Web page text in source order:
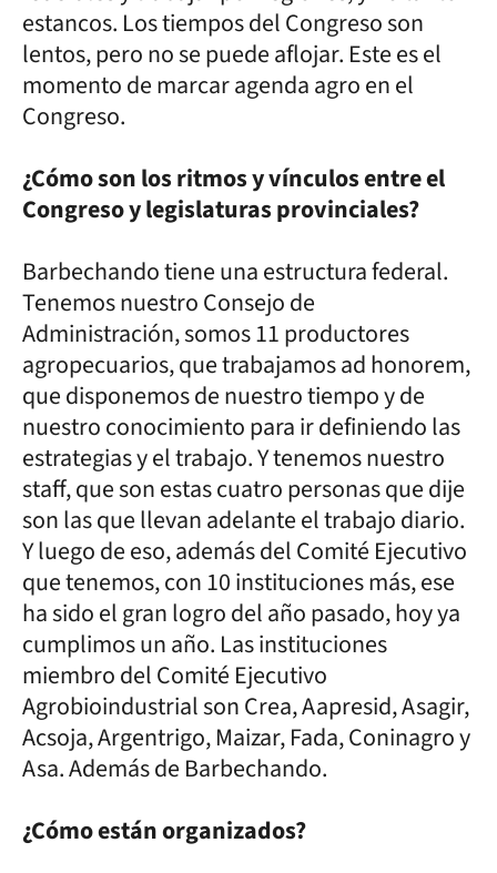
estancos. Los tiempos del Congreso son
lentos, pero no se puede aflojar. Este es el
momento de marcar agenda agro en el
Congreso.
¿Cómo son los ritmos y vínculos entre el
Congreso y legislaturas provinciales?
Barbechando tiene una estructura federal.
Tenemos nuestro Consejo de
Administración, somos 11 productores
agropecuarios, que trabajamos ad honorem,
que disponemos de nuestro tiempo y de
nuestro conocimiento para ir definiendo las
estrategias y el trabajo. Y tenemos nuestro
staff, que son estas cuatro personas que dije
son las que llevan adelante el trabajo diario.
Y luego de eso, además del Comité Ejecutivo
que tenemos, con 10 instituciones más, ese
ha sido el gran logro del año pasado, hoy ya
cumplimos un año. Las instituciones
miembro del Comité Ejecutivo
Agrobioindustrial son Crea, Aapresid, Asagir,
Acsoja, Argentrigo, Maizar, Fada, Coninagro y
Asa. Además de Barbechando.
¿Cómo están organizados?